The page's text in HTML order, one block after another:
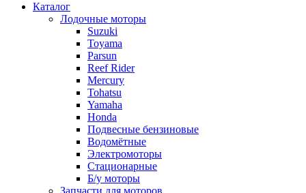
Каталог
Лодочные моторы
Suzuki
Toyama
Parsun
Reef Rider
Mercury
Tohatsu
Yamaha
Honda
Подвесные бензиновые
Водомётные
Электромоторы
Стационарные
Б/у моторы
Запчасти для моторов